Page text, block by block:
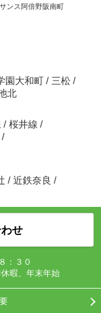
ンス阿倍野阪南町
園大和町 / 三松 /
北
/ 桜井線 /
/
/ 近鉄奈良 /
せ
：３０
暇、年末年始